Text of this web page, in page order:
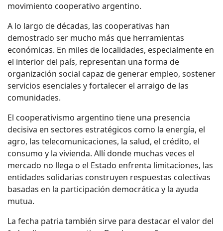
movimiento cooperativo argentino.
A lo largo de décadas, las cooperativas han
demostrado ser mucho más que herramientas
económicas. En miles de localidades, especialmente en
el interior del país, representan una forma de
organización social capaz de generar empleo, sostener
servicios esenciales y fortalecer el arraigo de las
comunidades.
El cooperativismo argentino tiene una presencia
decisiva en sectores estratégicos como la energía, el
agro, las telecomunicaciones, la salud, el crédito, el
consumo y la vivienda. Allí donde muchas veces el
mercado no llega o el Estado enfrenta limitaciones, las
entidades solidarias construyen respuestas colectivas
basadas en la participación democrática y la ayuda
mutua.
La fecha patria también sirve para destacar el valor del